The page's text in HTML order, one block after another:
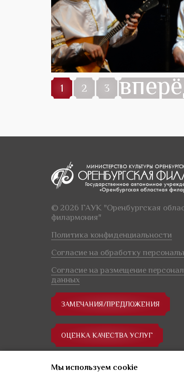
1 2 3
Мы используем сookie
© 2026 ГАУК "Оренбургская
филармония"
Политика конфиденциальности
Согласие на обработку
Согласие на размещение
данных
ЗАМЕЧАНИЯ/ПРЕДЛОЖЕНИЯ
ОЦЕНКА КАЧЕСТВА УСЛУГ